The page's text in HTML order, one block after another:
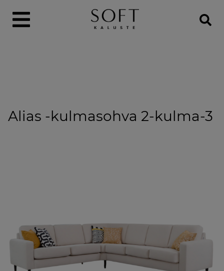
Alias -kulmasohva 2-kulma-3